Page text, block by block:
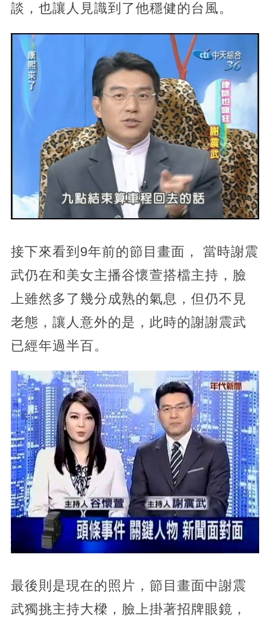
談，也讓人見識到了他穩健的台風。
接下來看到9年前的節目畫面， 當時謝震
武仍在和美女主播谷懷萱搭檔主持，臉
上雖然多了幾分成熟的氣息，但仍不見
老態，讓人意外的是，此時的謝謝震武
已經年過半百。
最後則是現在的照片，節目畫面中謝震
武獨挑主持大樑，臉上掛著招牌眼鏡，